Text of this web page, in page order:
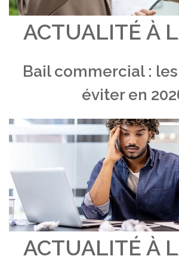
ACTUALITÉ À
Bail commercial :
éviter en
ACTUALITÉ À